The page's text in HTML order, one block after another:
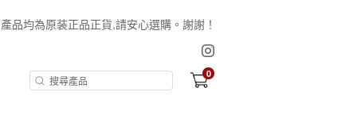
品均為原装正品正貨,請安心選購。謝謝！
0